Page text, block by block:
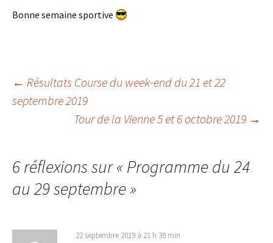
Bonne semaine sportive
Navigation
articles
← Résultats Course du week-end du 21 et 22
septembre 2019
Tour de la Vienne 5 et 6 octobre 2019 →
6 réflexions sur « Programme du 24
au 29 septembre»
22 septembre 2019 à 21 h 39 min